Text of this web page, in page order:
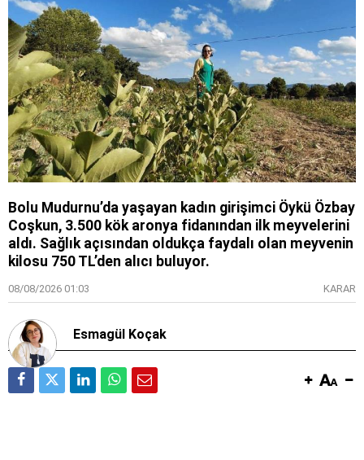
Bolu Mudurnu’da yaşayan kadın girişimci Öykü Özbay
Coşkun, 3.500 kök aronya fidanından ilk meyvelerini
aldı. Sağlık açısından oldukça faydalı olan meyvenin
kilosu 750 TL’den alıcı buluyor.
08/08/2026 01:03 KARAR
Esmagül Koçak